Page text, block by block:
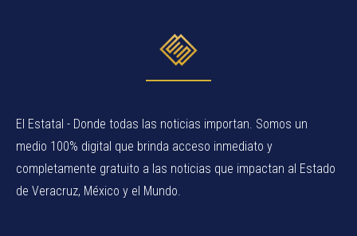
El Estatal - Donde todas las noticias importan. Somos un
medio 100% digital que brinda acceso inmediato y
completamente gratuito a las noticias que impactan al Estado
de Veracruz, México y el Mundo.